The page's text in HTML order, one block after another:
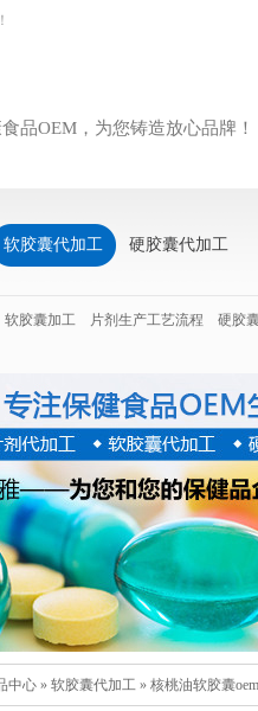
品OEM，为您铸造放心品牌！
软胶囊代加工 硬胶囊代加工
软胶囊加工 片剂生产工艺流程 硬胶
中心 » 软胶囊代加工 » 核桃油软胶囊